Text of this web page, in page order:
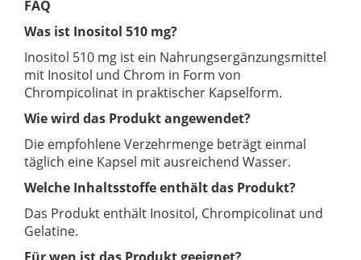
FAQ
Was ist Inositol 510 mg?
Inositol 510 mg ist ein Nahrungsergänzungsmittel
mit Inositol und Chrom in Form von
Chrompicolinat in praktischer Kapselform.
Wie wird das Produkt angewendet?
Die empfohlene Verzehrmenge beträgt einmal
täglich eine Kapsel mit ausreichend Wasser.
Welche Inhaltsstoffe enthält das Produkt?
Das Produkt enthält Inositol, Chrompicolinat und
Gelatine.